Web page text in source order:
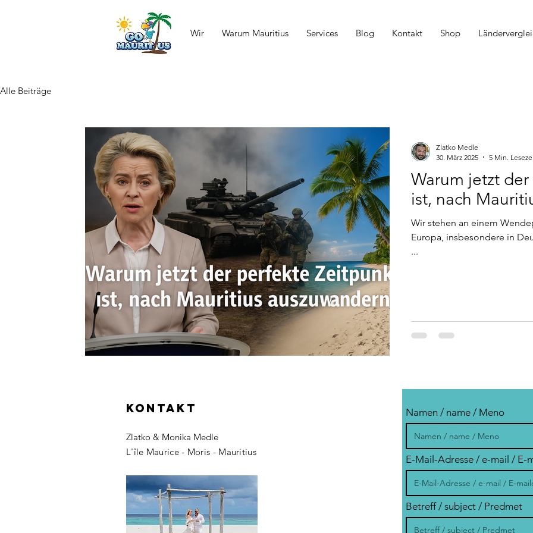
Wir Warum Mauritius Services Blog Kontakt Shop
Alle Beiträge
Warum jetzt
ist, nach
Wir stehen an einem
Europa, insbesondere in
...
Zlatko Medle
30. März 2025
5 Min.
KONTAKT
Zlatko & Monika Medle
L'île Maurice - Moris - Mauritius
Namen / name / Meno
E-Mail-Adresse / e-mail / E-
Betreff / subject / Predmet